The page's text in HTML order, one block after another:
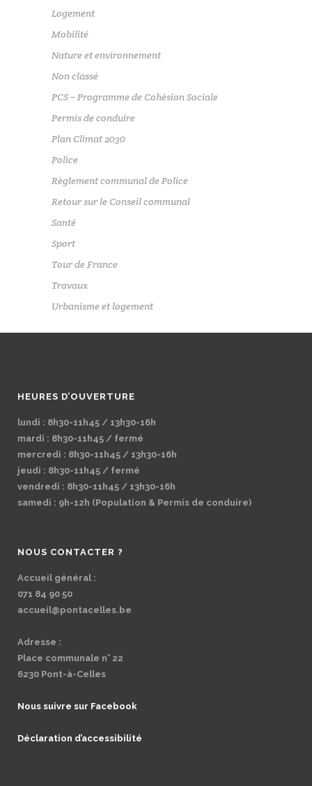
Logement
Mobilité
Nature et environnement
Non classé
PCS – Programme de Cohésion Sociale
Permis de conduire
Plan Climat 2030
Police
Règlement communal de Police
Retour sur le Conseil communal
Santé
Sport
Tour de France
Travaux
Urbanisme et logement
HEURES D’OUVERTURE
lundi : 8h30-11h45 / 13h30-16h
mardi : 8h30-11h45 / fermé
mercredi : 8h30-11h45 / 13h30-16h
jeudi : 8h30-11h45 / fermé
vendredi : 8h30-11h45 / 13h30-16h
samedi : 9h-12h (Population & Permis de conduire)
NOUS CONTACTER ?
Accueil général :
071 84 90 50
accueil@pontacelles.be
Adresse :
Place communale n° 22
6230 Pont-à-Celles
Nous suivre sur Facebook
Déclaration d’accessibilité